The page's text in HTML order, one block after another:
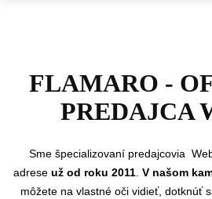
FLAMARO -
PREDAJCA
Sme špecializovaní predajcovia
adrese už od roku 2011 V našom
môžete na vlastné oči vidieť, dotknúť